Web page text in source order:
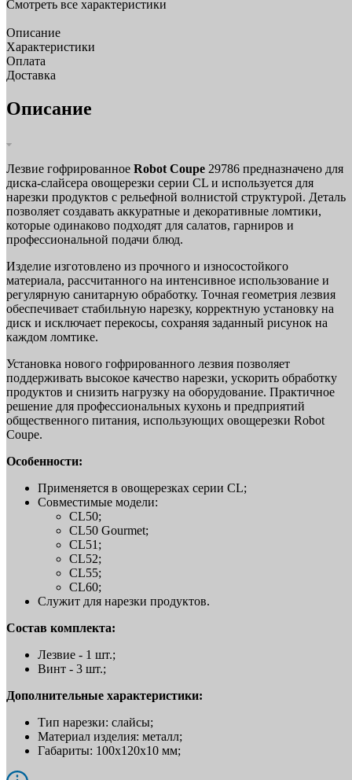
Смотреть все характеристики
Описание
Характеристики
Оплата
Доставка
Описание
Лезвие гофрированное Robot Coupe 29786 предназначено для
диска-слайсера овощерезки серии CL и используется для
нарезки продуктов с рельефной волнистой структурой. Деталь
позволяет создавать аккуратные и декоративные ломтики,
которые одинаково подходят для салатов, гарниров и
профессиональной подачи блюд.
Изделие изготовлено из прочного и износостойкого
материала, рассчитанного на интенсивное использование и
регулярную санитарную обработку. Точная геометрия лезвия
обеспечивает стабильную нарезку, корректную установку на
диск и исключает перекосы, сохраняя заданный рисунок на
каждом ломтике.
Установка нового гофрированного лезвия позволяет
поддерживать высокое качество нарезки, ускорить обработку
продуктов и снизить нагрузку на оборудование. Практичное
решение для профессиональных кухонь и предприятий
общественного питания, использующих овощерезки Robot
Coupe.
Особенности:
Применяется в овощерезках серии CL;
Совместимые модели:
CL50;
CL50 Gourmet;
CL51;
CL52;
CL55;
CL60;
Служит для нарезки продуктов.
Состав комплекта:
Лезвие - 1 шт.;
Винт - 3 шт.;
Дополнительные характеристики:
Тип нарезки: слайсы;
Материал изделия: металл;
Габариты: 100x120x10 мм;